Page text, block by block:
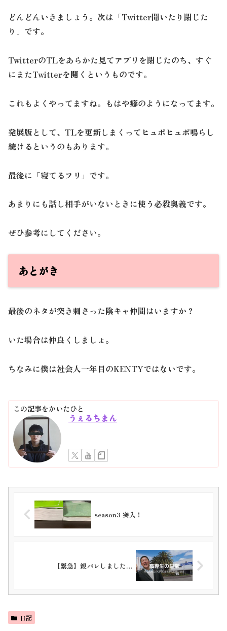
どんどんいきましょう。次は「Twitter開いたり閉じた
り」です。
TwitterのTLをあらかた見てアプリを閉じたのち、すぐ
にまたTwitterを開くというものです。
これもよくやってますね。もはや癖のようになってます。
発展版として、TLを更新しまくってヒュポヒュポ鳴らし
続けるというのもあります。
最後に「寝てるフリ」です。
あまりにも話し相手がいないときに使う必殺奥義です。
ぜひ参考にしてください。
あとがき
最後のネタが突き刺さった陰キャ仲間はいますか？
いた場合は仲良くしましょ。
ちなみに僕は社会人一年目のKENTYではないです。
この記事をかいたひと
うぇるちまん
season3 突入！
【緊急】親バレしました…
日記